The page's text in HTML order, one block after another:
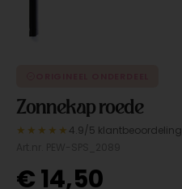
Zonnekap roede
★★★★★ 4.9/5 klantbeoordeling
€14,50